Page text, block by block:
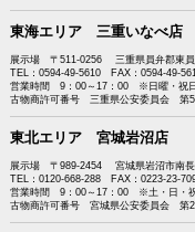
東海エリア 三重いなべ店
展示場 〒511-0256 三重県員弁郡東員
TEL：0594-49-5610 FAX：0594-49-
営業時間 9：00～17：00 ※日曜・祝
古物商許可番号 三重県公安委員会 第
東北エリア 宮城岩沼店
展示場 〒989-2454 宮城県岩沼市南長
TEL：0120-668-288 FAX：0223-23-
営業時間 9：00～17：00 ※土・日・祝
古物商許可番号 宮城県公安委員会 第